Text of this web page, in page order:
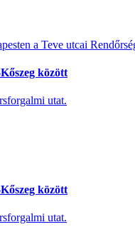
a Teve utcai
között
utat.
között
utat.